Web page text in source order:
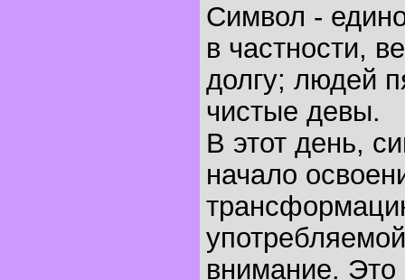
Символ -
в частности,
долгу; людей
чистые девы.
В этот день,
начало
внимание. Это